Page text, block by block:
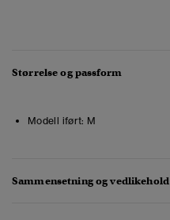
Størrelse og passform
Modell iført: M
Sammensetning og vedlikehold